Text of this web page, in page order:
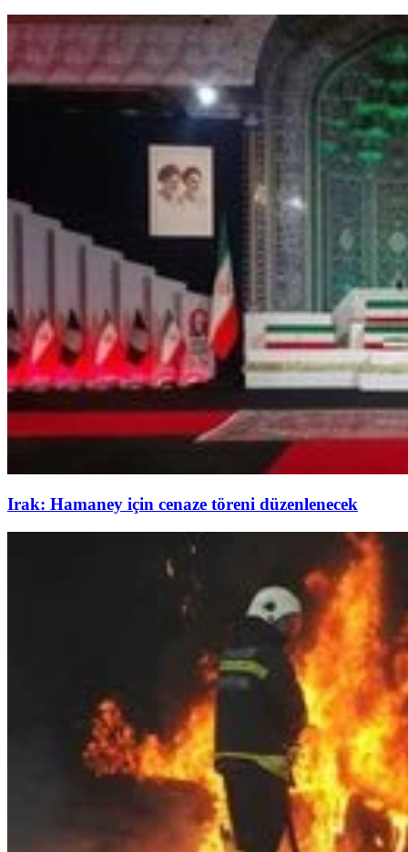
Irak: Hamaney için cenaze töreni düzenlenecek